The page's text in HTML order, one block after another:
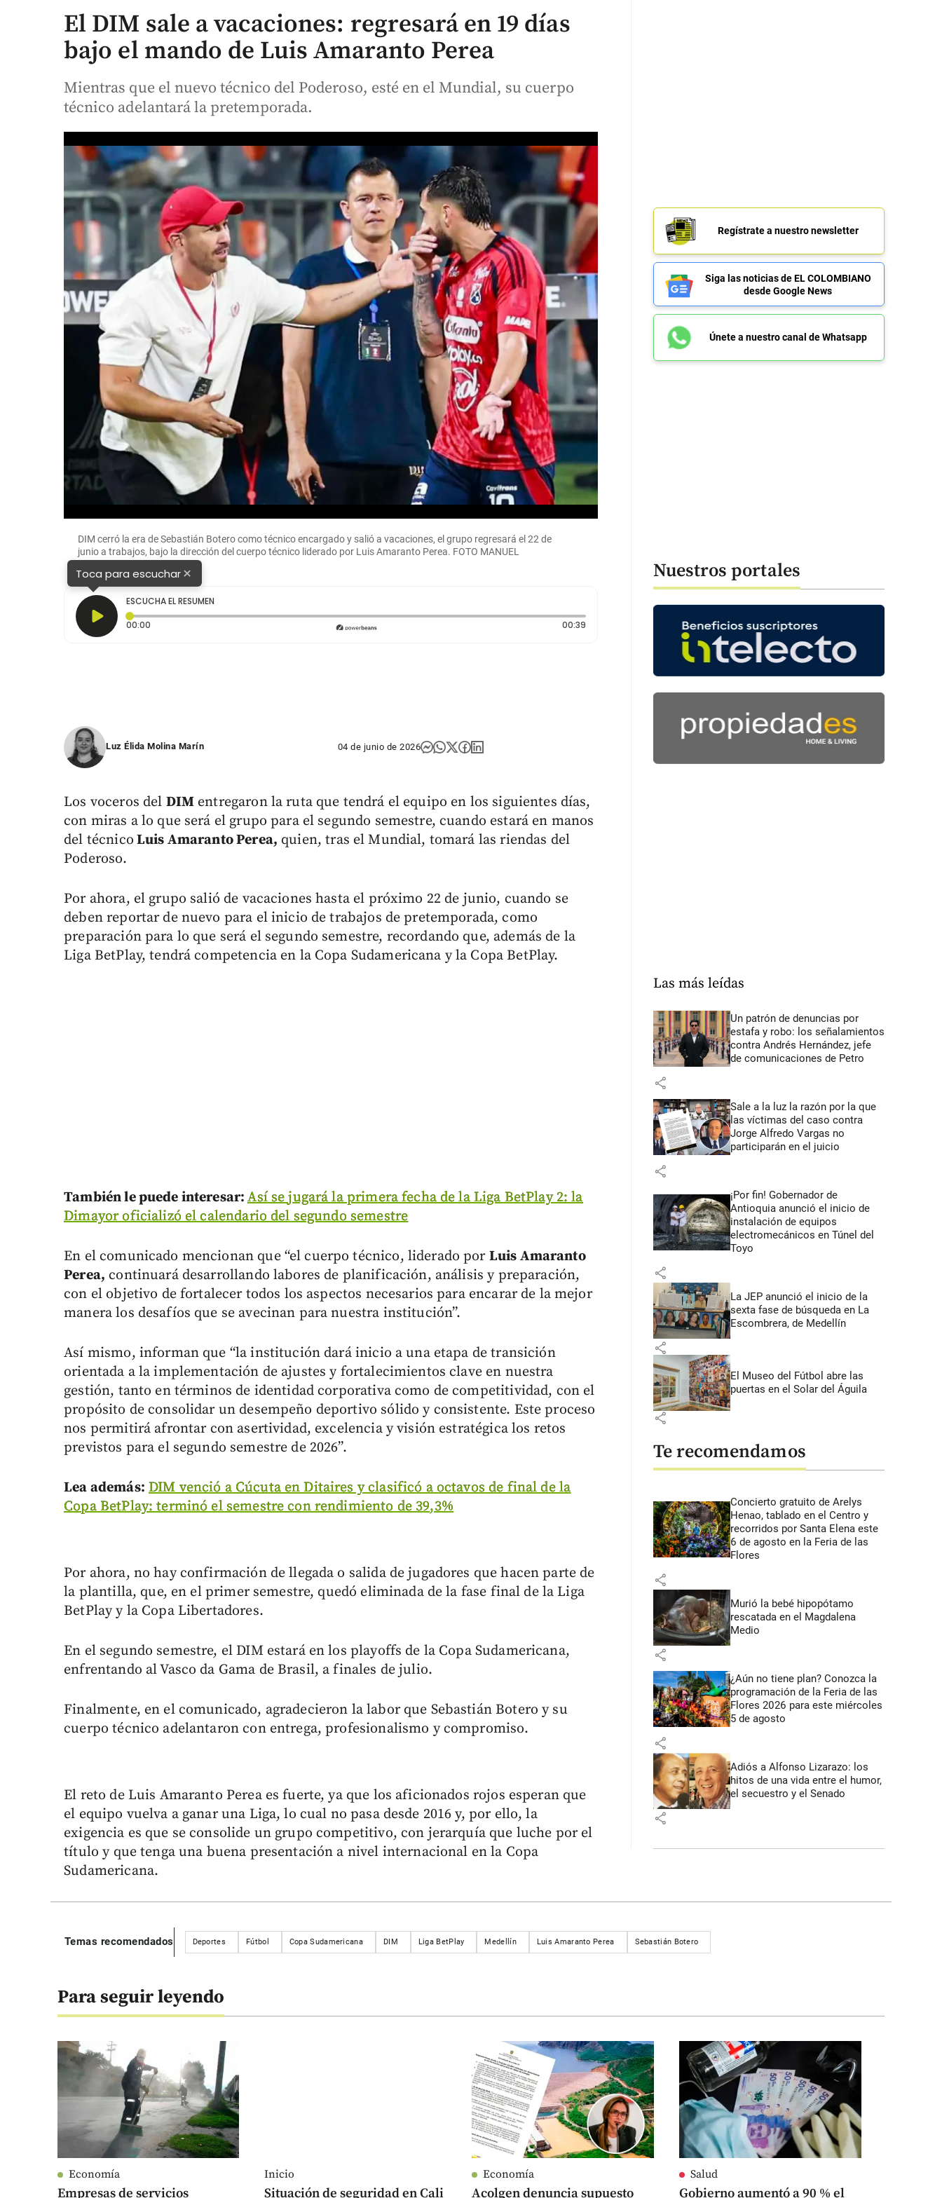
El DIM sale a vacaciones: regresará en 19 días
bajo el mando de Luis Amaranto Perea
Mientras que el nuevo técnico del Poderoso, esté en el Mundial, su cuerpo
técnico adelantará la pretemporada.
DIM cerró la era de Sebastián Botero como técnico encargado y salió a vacaciones, el grupo regresará el 22 de
junio a trabajos, bajo la dirección del cuerpo técnico liderado por Luis Amaranto Perea. FOTO MANUEL
Toca para escuchar×
ESCUCHA EL RESUMEN
00:00
00:39Duración: 39 segundos
Luz Élida Molina Marín 04 de junio de 2026
Los voceros del DIM entregaron la ruta que tendrá el equipo en los siguientes días,
con miras a lo que será el grupo para el segundo semestre, cuando estará en manos
del técnico Luis Amaranto Perea, quien, tras el Mundial, tomará las riendas del
Poderoso.
Por ahora, el grupo salió de vacaciones hasta el próximo 22 de junio, cuando se
deben reportar de nuevo para el inicio de trabajos de pretemporada, como
preparación para lo que será el segundo semestre, recordando que, además de la
Liga BetPlay, tendrá competencia en la Copa Sudamericana y la Copa BetPlay.
También le puede interesar:Así se jugará la primera fecha de la Liga BetPlay 2: la
Dimayor oficializó el calendario del segundo semestre
En el comunicado mencionan que “el cuerpo técnico, liderado por Luis Amaranto
Perea, continuará desarrollando labores de planificación, análisis y preparación,
con el objetivo de fortalecer todos los aspectos necesarios para encarar de la mejor
manera los desafíos que se avecinan para nuestra institución”.
Así mismo, informan que “la institución dará inicio a una etapa de transición
orientada a la implementación de ajustes y fortalecimientos clave en nuestra
gestión, tanto en términos de identidad corporativa como de competitividad, con el
propósito de consolidar un desempeño deportivo sólido y consistente. Este proceso
nos permitirá afrontar con asertividad, excelencia y visión estratégica los retos
previstos para el segundo semestre de 2026”.
Lea además: DIM venció a Cúcuta en Ditaires y clasificó a octavos de final de la
Copa BetPlay: terminó el semestre con rendimiento de 39,3%
Por ahora, no hay confirmación de llegada o salida de jugadores que hacen parte de
la plantilla, que, en el primer semestre, quedó eliminada de la fase final de la Liga
BetPlay y la Copa Libertadores.
En el segundo semestre, el DIM estará en los playoffs de la Copa Sudamericana,
enfrentando al Vasco da Gama de Brasil, a finales de julio.
Finalmente, en el comunicado, agradecieron la labor que Sebastián Botero y su
cuerpo técnico adelantaron con entrega, profesionalismo y compromiso.
El reto de Luis Amaranto Perea es fuerte, ya que los aficionados rojos esperan que
el equipo vuelva a ganar una Liga, lo cual no pasa desde 2016 y, por ello, la
exigencia es que se consolide un grupo competitivo, con jerarquía que luche por el
título y que tenga una buena presentación a nivel internacional en la Copa
Sudamericana.
Regístrate a nuestro newsletter
Siga las noticias de EL COLOMBIANO
desde Google News
Únete a nuestro canal de Whatsapp
Nuestros portales
Las más leídas
Un patrón de denuncias por
estafa y robo: los señalamientos
contra Andrés Hernández, jefe
de comunicaciones de Petro
share
Sale a la luz la razón por la que
las víctimas del caso contra
Jorge Alfredo Vargas no
participarán en el juicio
share
¡Por fin! Gobernador de
Antioquia anunció el inicio de
instalación de equipos
electromecánicos en Túnel del
Toyo
share
La JEP anunció el inicio de la
sexta fase de búsqueda en La
Escombrera, de Medellín
share
El Museo del Fútbol abre las
puertas en el Solar del Águila
share
Te recomendamos
Concierto gratuito de Arelys
Henao, tablado en el Centro y
recorridos por Santa Elena este
6 de agosto en la Feria de las
Flores
share
Murió la bebé hipopótamo
rescatada en el Magdalena
Medio
share
¿Aún no tiene plan? Conozca la
programación de la Feria de las
Flores 2026 para este miércoles
5 de agosto
share
Adiós a Alfonso Lizarazo: los
hitos de una vida entre el humor,
el secuestro y el Senado
share
Temas recomendados Deportes Fútbol Copa Sudamericana DIM Liga BetPlay Medellín Luis Amaranto Perea Sebastián Botero
Para seguir leyendo
Economía
Empresas de servicios
Inicio
Situación de seguridad en Cali
Economía
Acolgen denuncia supuesto
Salud
Gobierno aumentó a 90 % el